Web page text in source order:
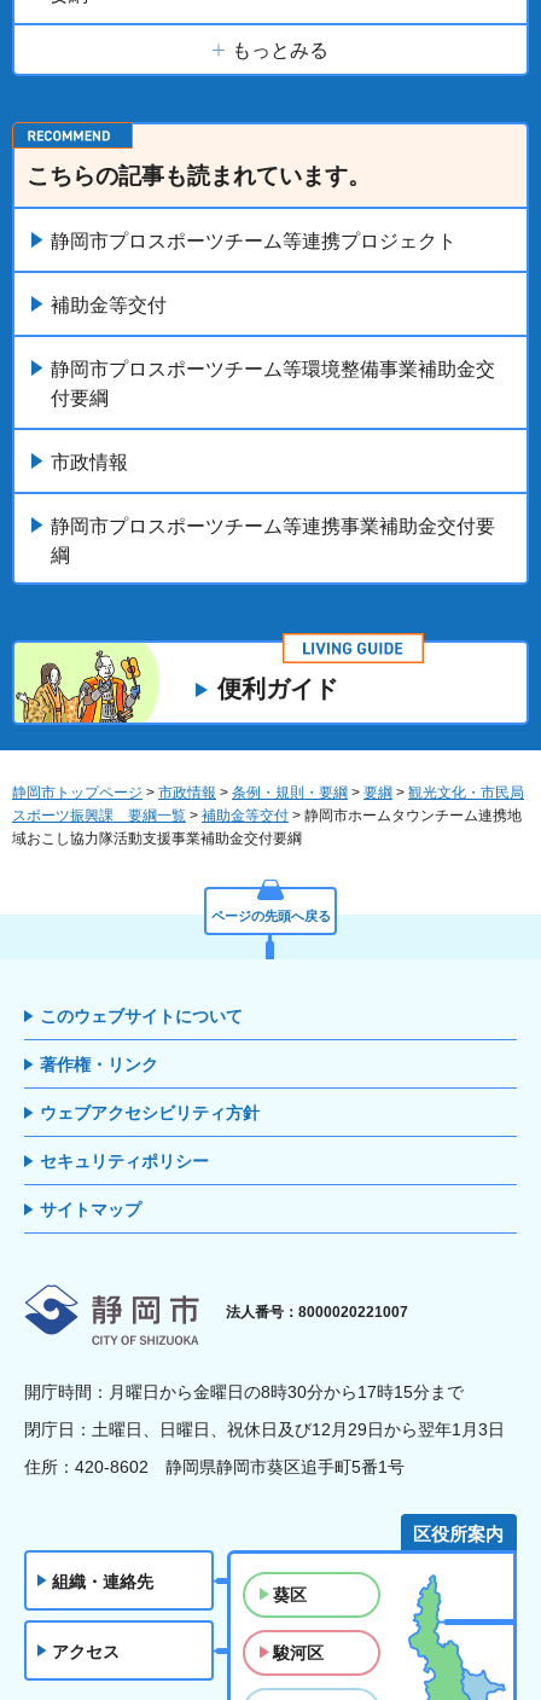
もっとみる
こちらの記事も読まれています。
静岡市プロスポーツチーム等連携プロジェクト
補助金等交付
静岡市プロスポーツチーム等環境整備事業補助金交
付要綱
市政情報
静岡市プロスポーツチーム等連携事業補助金交付要
綱
便利ガイド
静岡市トップページ > 市政情報 > 条例・規則・要綱 > 要綱 > 観光文化・市民局
スポーツ振興課 要綱一覧 > 補助金等交付 > 静岡市ホームタウンチーム連携地
域おこし協力隊活動支援事業補助金交付要綱
ページの先頭へ戻る
このウェブサイトについて
著作権・リンク
ウェブアクセシビリティ方針
セキュリティポリシー
サイトマップ
静岡市
法人番号：8000020221007
開庁時間：月曜日から金曜日の8時30分から17時15分まで
閉庁日：土曜日、日曜日、祝休日及び12月29日から翌年1月3日
住所：420-8602 静岡県静岡市葵区追手町5番1号
組織・連絡先
アクセス
区役所案内
葵区
駿河区